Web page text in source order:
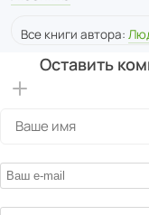
Все книги автора:
Оставить